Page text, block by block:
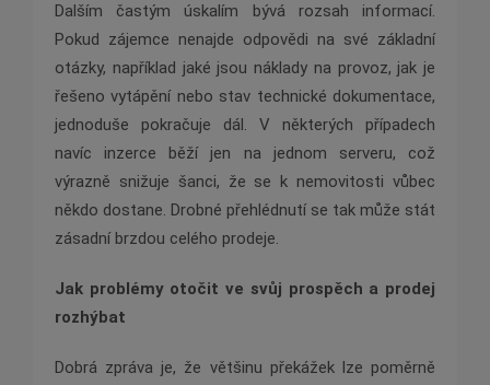
Dalším častým úskalím bývá rozsah informací.
Pokud zájemce nenajde odpovědi na své základní
otázky, například jaké jsou náklady na provoz, jak je
řešeno vytápění nebo stav technické dokumentace,
jednoduše pokračuje dál. V některých případech
navíc inzerce běží jen na jednom serveru, což
výrazně snižuje šanci, že se k nemovitosti vůbec
někdo dostane. Drobné přehlédnutí se tak může stát
zásadní brzdou celého prodeje.
Jak problémy otočit ve svůj prospěch a prodej
rozhýbat
Dobrá zpráva je, že většinu překážek lze poměrně